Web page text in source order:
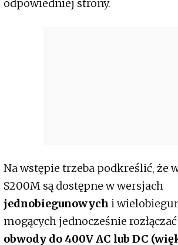
odpowiedniej strony.
Na wstępie trzeba podkreślić, że
S200M są dostępne w wersjach
jednobiegunowych i
mogących jednocześnie rozłączać
obwody do 400V AC lub DC